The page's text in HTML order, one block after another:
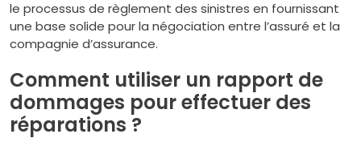
le processus de règlement des sinistres en fournissant
une base solide pour la négociation entre l’assuré et la
compagnie d’assurance.
Comment utiliser un rapport de
dommages pour effectuer des
réparations ?